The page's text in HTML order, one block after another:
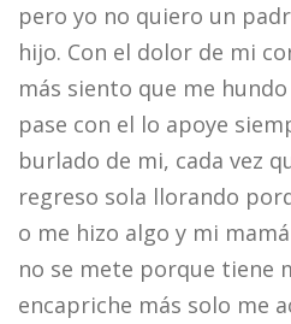
pero yo no quiero un
hijo. Con el dolor de mi
más siento que me
pase con el lo apoye
burlado de mi, cada vez
regreso sola llorando
o me hizo algo y mi
no se mete porque tiene
encapriche más solo me